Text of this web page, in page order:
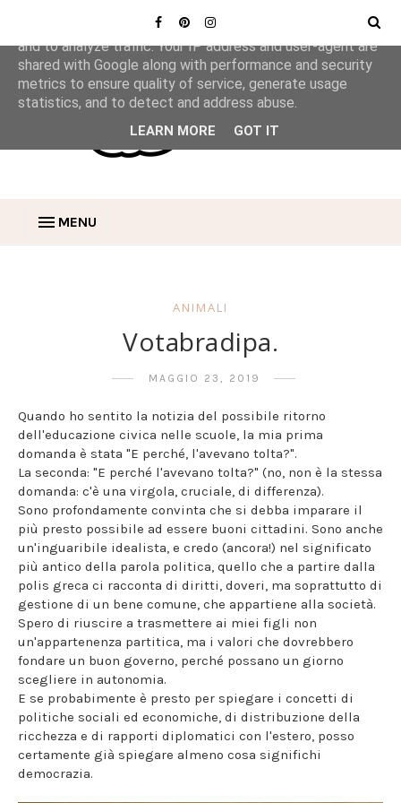
MENU
ANIMALI
Votabradipa.
MAGGIO 23, 2019
Quando ho sentito la notizia del possibile ritorno
dell'educazione civica nelle scuole, la mia prima
domanda è stata "E perché, l'avevano tolta?".
La seconda: "E perché l'avevano tolta?" (no, non è la stessa
domanda: c'è una virgola, cruciale, di differenza).
Sono profondamente convinta che si debba imparare il
più presto possibile ad essere buoni cittadini. Sono anche
un'inguaribile idealista, e credo (ancora!) nel significato
più antico della parola politica, quello che a partire dalla
polis greca ci racconta di diritti, doveri, ma soprattutto di
gestione di un bene comune, che appartiene alla società.
Spero di riuscire a trasmettere ai miei figli non
un'appartenenza partitica, ma i valori che dovrebbero
fondare un buon governo, perché possano un giorno
scegliere in autonomia.
E se probabimente è presto per spiegare i concetti di
politiche sociali ed economiche, di distribuzione della
ricchezza e di rapporti diplomatici con l'estero, posso
certamente già spiegare almeno cosa significhi
democrazia.
This site uses cookies from Google to deliver its services
and to analyze traffic. Your IP address and user-agent are
shared with Google along with performance and security
metrics to ensure quality of service, generate usage
statistics, and to detect and address abuse.
LEARN MORE GOT IT